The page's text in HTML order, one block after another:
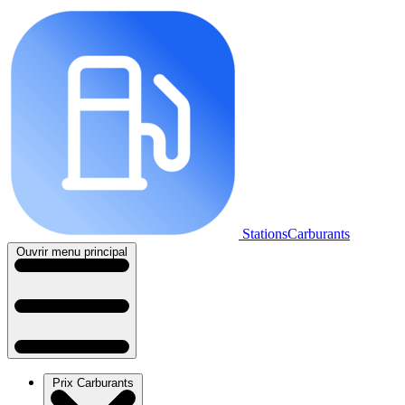
StationsCarburants
Ouvrir menu principal
Prix Carburants